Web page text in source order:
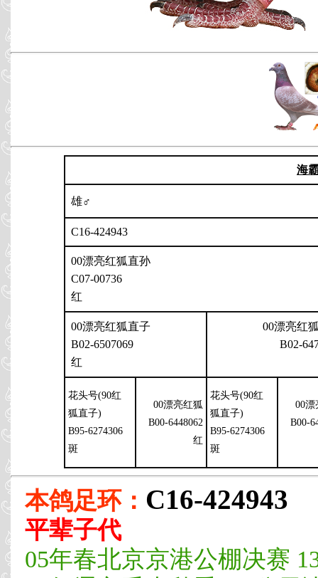
海
雄♂
C16-424943
00漂亮红狐直孙
C07-00736
红
00漂亮红狐直子
B02-6507069
红
00漂亮红
B02-
花头号(90红
狐直子)
B95-6274306
斑
00漂亮红狐
B00-6448062
红
花头号(90红
狐直子)
B95-6274306
斑
00漂
B00-
本鸽足环： C16-424943
平辈子代
05年春北京京港公棚决赛